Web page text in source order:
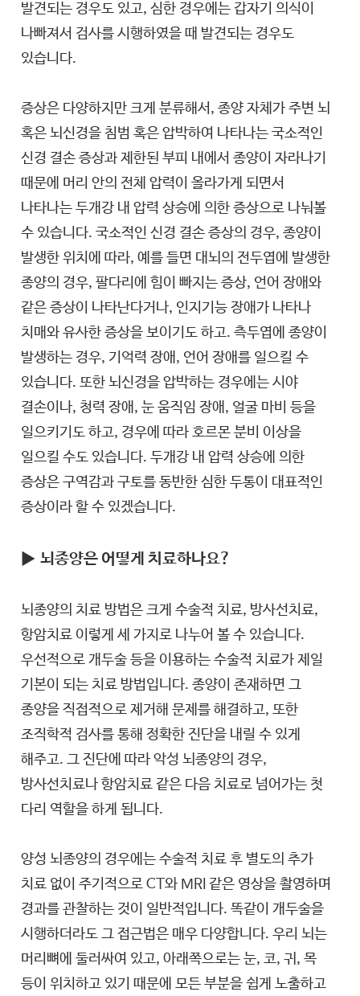
발견되는 경우도 있고, 심한 경우에는 갑자기 의식이
나빠져서 검사를 시행하였을 때 발견되는 경우도
있습니다.
증상은 다양하지만 크게 분류해서, 종양 자체가 주변 뇌
혹은 뇌신경을 침범 혹은 압박하여 나타나는 국소적인
신경 결손 증상과 제한된 부피 내에서 종양이 자라나기
때문에 머리 안의 전체 압력이 올라가게 되면서
나타나는 두개강 내 압력 상승에 의한 증상으로 나눠볼
수 있습니다. 국소적인 신경 결손 증상의 경우, 종양이
발생한 위치에 따라, 예를 들면 대뇌의 전두엽에 발생한
종양의 경우, 팔다리에 힘이 빠지는 증상, 언어 장애와
같은 증상이 나타난다거나, 인지기능 장애가 나타나
치매와 유사한 증상을 보이기도 하고. 측두엽에 종양이
발생하는 경우, 기억력 장애, 언어 장애를 일으킬 수
있습니다. 또한 뇌신경을 압박하는 경우에는 시야
결손이나, 청력 장애, 눈 움직임 장애, 얼굴 마비 등을
일으키기도 하고, 경우에 따라 호르몬 분비 이상을
일으킬 수도 있습니다. 두개강 내 압력 상승에 의한
증상은 구역감과 구토를 동반한 심한 두통이 대표적인
증상이라 할 수 있겠습니다.
▶뇌종양은 어떻게 치료하나요?
뇌종양의 치료 방법은 크게 수술적 치료, 방사선치료,
항암치료 이렇게 세 가지로 나누어 볼 수 있습니다.
우선적으로 개두술 등을 이용하는 수술적 치료가 제일
기본이 되는 치료 방법입니다. 종양이 존재하면 그
종양을 직접적으로 제거해 문제를 해결하고, 또한
조직학적 검사를 통해 정확한 진단을 내릴 수 있게
해주고. 그 진단에 따라 악성 뇌종양의 경우,
방사선치료나 항암치료 같은 다음 치료로 넘어가는 첫
다리 역할을 하게 됩니다.
양성 뇌종양의 경우에는 수술적 치료 후 별도의 추가
치료 없이 주기적으로 CT와 MRI 같은 영상을 촬영하며
경과를 관찰하는 것이 일반적입니다. 똑같이 개두술을
시행하더라도 그 접근법은 매우 다양합니다. 우리 뇌는
머리뼈에 둘러싸여 있고, 아래쪽으로는 눈, 코, 귀, 목
등이 위치하고 있기 때문에 모든 부분을 쉽게 노출하고